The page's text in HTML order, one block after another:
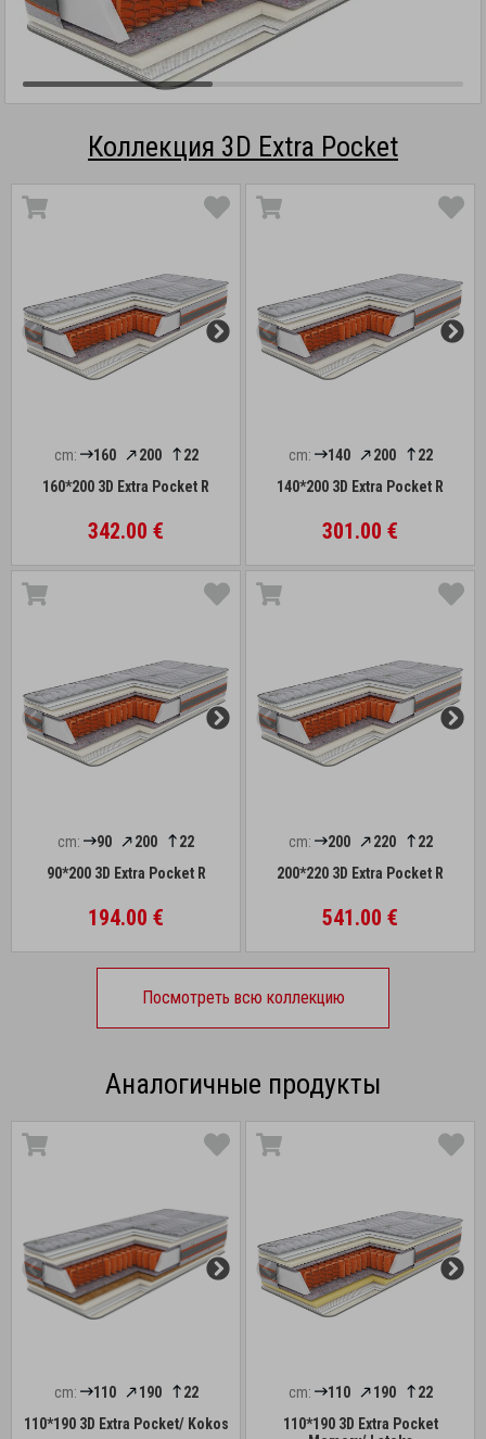
Коллекция 3D Extra Pocket
cm: 160 200
22
160*200 3D Extra Pocket R
342.00 €
cm: 140 200
22
140*200 3D Extra Pocket R
301.00 €
cm: 90 200
22
90*200 3D Extra Pocket R
194.00 €
cm: 200 220
22
200*220 3D Extra Pocket R
541.00 €
Посмотреть всю коллекцию
Аналогичные продукты
cm: 110 190
22
110*190 3D Extra Pocket/ Kokos
cm: 110 190
22
110*190 3D Extra Pocket